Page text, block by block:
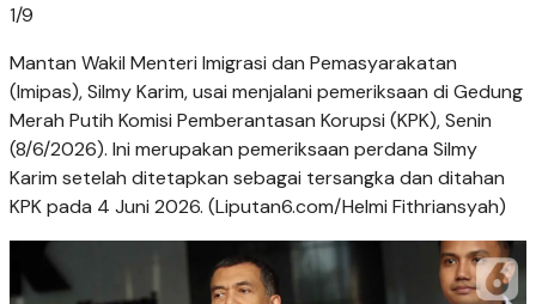
1/9
Mantan Wakil Menteri Imigrasi dan Pemasyarakatan
(Imipas), Silmy Karim, usai menjalani pemeriksaan di Gedung
Merah Putih Komisi Pemberantasan Korupsi (KPK), Senin
(8/6/2026). Ini merupakan pemeriksaan perdana Silmy
Karim setelah ditetapkan sebagai tersangka dan ditahan
KPK pada 4 Juni 2026. (Liputan6.com/Helmi Fithriansyah)